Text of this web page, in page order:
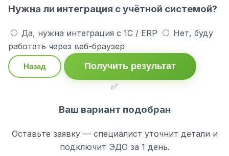
Нужна ли интеграция с учётной системой?
Да, нужна интеграция с 1С / ERP
Нет, буду
работать через веб-браузер
Назад
Получить результат
✅
Ваш вариант подобран
Оставьте заявку — специалист уточнит детали и
подключит ЭДО за 1 день.